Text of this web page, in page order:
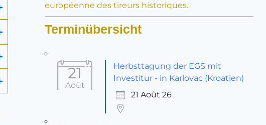
européenne des tireurs historiques.
Terminübersicht
21
Août
Herbsttagung der EGS mit
Investitur - in Karlovac (Kroatien)
21 Août 26